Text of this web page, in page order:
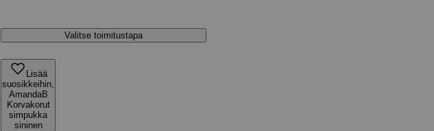
Valitse toimitustapa
Lisää
suosikkeihin,
AmandaB
Korvakorut
simpukka
sininen